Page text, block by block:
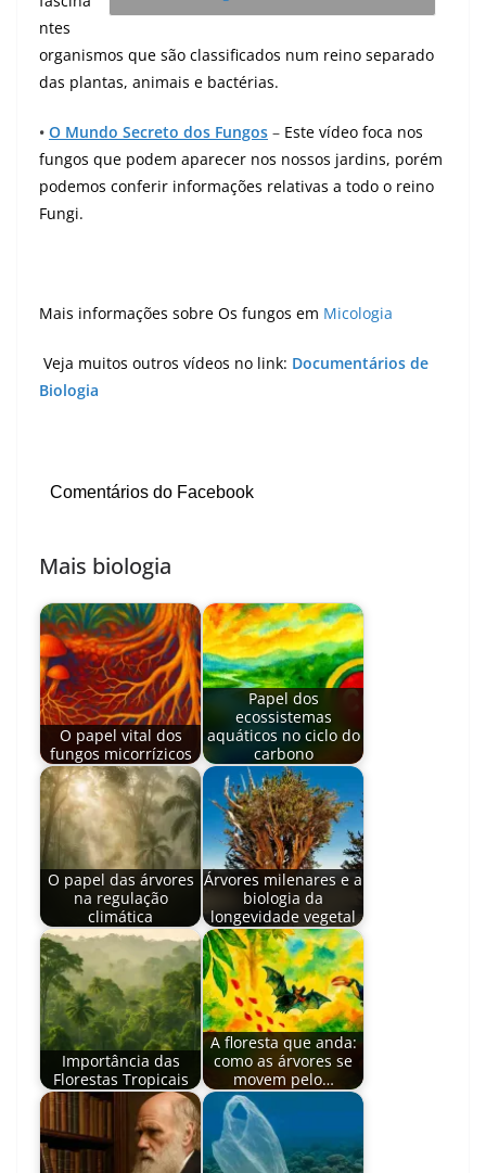
ntes
organismos que são classificados num reino separado
das plantas, animais e bactérias.
• O Mundo Secreto dos Fungos – Este vídeo foca nos
fungos que podem aparecer nos nossos jardins, porém
podemos conferir informações relativas a todo o reino
Fungi.
Mais informações sobre Os fungos em Micologia
Veja muitos outros vídeos no link: Documentários de
Biologia
Comentários do Facebook
Mais biologia
O papel vital dos
fungos micorrízicos
Papel dos
ecossistemas
aquáticos no ciclo do
carbono
O papel das árvores
na regulação
climática
Árvores milenares e a
biologia da
longevidade vegetal
Importância das
Florestas Tropicais
A floresta que anda:
como as árvores se
movem pelo…